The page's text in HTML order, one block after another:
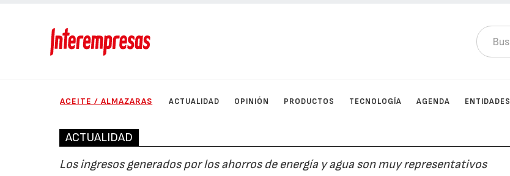
ACEITE / ALMAZARAS ACTUALIDAD OPINIÓN PRODUCTOS TECNOLOGÍA AGENDA ENTIDADES
ACTUALIDAD
Los ingresos generados por los ahorros de energía y agua son muy representativos